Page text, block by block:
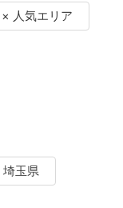
人気エリア
埼玉県